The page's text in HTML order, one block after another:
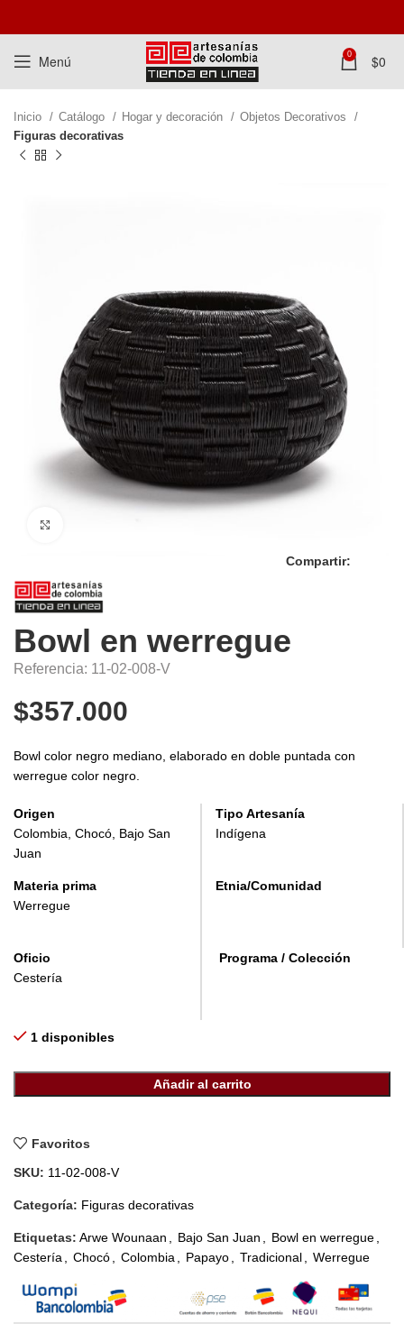
Menú 0 $0
Inicio Catálogo Hogar y decoración
Objetos Decorativos
Figuras decorativas
Bowl en werregue
Referencia: 11-02-008-V
$357.000
Bowl color negro mediano, elaborado en doble puntada con
werregue color negro.
Origen
Colombia, Chocó, Bajo San
Juan
Materia prima
Werregue
Tipo Artesanía
Indígena
Etnia/Comunidad
Oficio
Cestería
Programa / Colección
1 disponibles
Añadir al carrito
Favoritos
SKU: 11-02-008-V
Categoría: Figuras decorativas
Etiquetas: Arwe Wounaan Bajo San Juan Bowl en werregue
Cestería
Chocó Colombia Papayo Tradicional Werregue
Compartir: